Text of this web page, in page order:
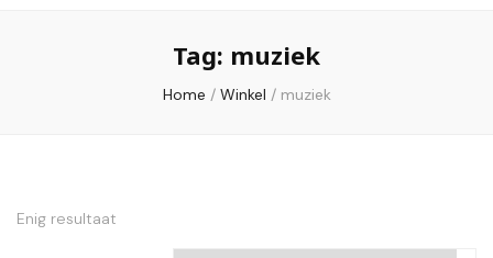
Tag: muziek
Home / Winkel / muziek
Enig resultaat